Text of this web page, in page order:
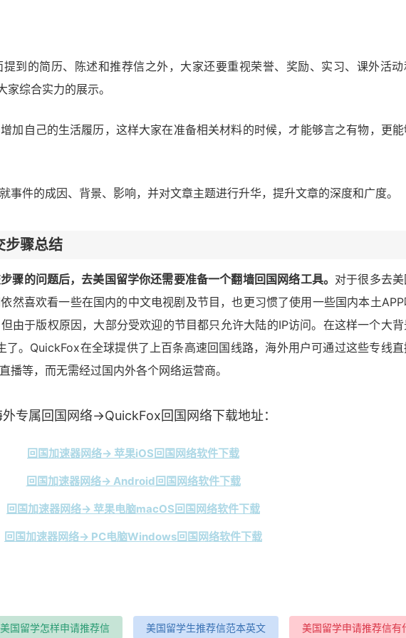
到的简历、陈述和推荐信之外，大家还要重视荣誉、奖励、实习、课外活动
综合实力的展示。
加自己的生活履历，这样大家在准备相关材料的时候，才能够言之有物，更
事件的成因、背景、影响，并对文章主题进行升华，提升文章的深度和广度。
步骤总结
骤的问题后，去美国留学你还需要准备一个翻墙回国网络工具。 对于很多去美
然喜欢看一些在国内的中文电视剧及节目，也更习惯了使用一些国内本土
由于版权原因，大部分受欢迎的节目都只允许大陆的IP访问。在这样一个大背
了。QuickFox在全球提供了上百条高速回国线路，海外用户可通过这些专线
播等，而无需经过国内外各个网络运营商。
外专属回国网络→QuickFox回国网络下载地址：
回国加速器网络→ 苹果iOS回国网络软件下载
回国加速器网络→ Android回国网络软件下载
回国加速器网络→ 苹果电脑macOS回国网络软件下载
回国加速器网络→ PC电脑Windows回国网络软件下载
美国留学怎样申请推荐信 美国留学生推荐信范本英文 美国留学申请推荐信有